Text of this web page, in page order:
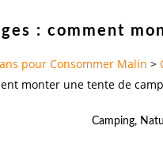
: comment
pour Consommer Malin >
monter une tente de
Camping,